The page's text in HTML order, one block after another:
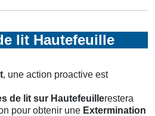
lit Hautefeuille
, une action proactive est
de lit sur Hautefeuillerestera
pour obtenir une Extermination